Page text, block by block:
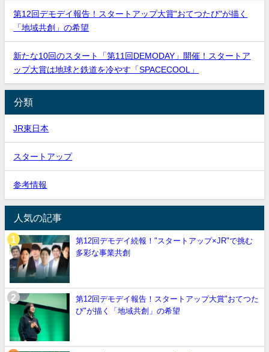
第12回デモデイ報告！スタートアップ大賞"おてつたび"が描く
「地域共創」の希望
新たな10回のスタート「第11回DEMODAY」開催！スタートア
ップ大賞は地球と鉄道を冷やす「SPACECOOL」
分類
JR東日本
スタートアップ
参考情報
人気の記事
第12回デモデイ続報！"スタートアップ×JR"で挑む
多彩な事業共創
第12回デモデイ報告！スタートアップ大賞"おてつた
び"が描く「地域共創」の希望